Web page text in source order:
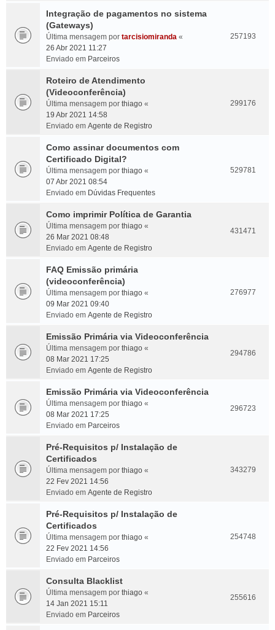
Integração de pagamentos no sistema
(Gateways)
Última mensagem por tarcisiomiranda «
26 Abr 2021 11:27
Enviado em Parceiros
257193
Roteiro de Atendimento
(Videoconferência)
Última mensagem por thiago «
19 Abr 2021 14:58
Enviado em Agente de Registro
299176
Como assinar documentos com
Certificado Digital?
Última mensagem por thiago «
07 Abr 2021 08:54
Enviado em Dúvidas Frequentes
529781
Como imprimir Política de Garantia
Última mensagem por thiago «
26 Mar 2021 08:48
Enviado em Agente de Registro
431471
FAQ Emissão primária
(videoconferência)
Última mensagem por thiago «
09 Mar 2021 09:40
Enviado em Agente de Registro
276977
Emissão Primária via Videoconferência
Última mensagem por thiago «
08 Mar 2021 17:25
Enviado em Agente de Registro
294786
Emissão Primária via Videoconferência
Última mensagem por thiago «
08 Mar 2021 17:25
Enviado em Parceiros
296723
Pré-Requisitos p/ Instalação de
Certificados
Última mensagem por thiago «
22 Fev 2021 14:56
Enviado em Agente de Registro
343279
Pré-Requisitos p/ Instalação de
Certificados
Última mensagem por thiago «
22 Fev 2021 14:56
Enviado em Parceiros
254748
Consulta Blacklist
Última mensagem por thiago «
14 Jan 2021 15:11
Enviado em Parceiros
255616